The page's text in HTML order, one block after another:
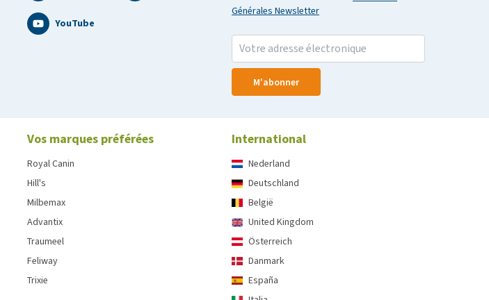
Générales Newsletter
M'abonner
YouTube
Vos marques préférées
Royal Canin
Hill's
Milbemax
Advantix
Traumeel
Feliway
Trixie
International
Nederland
Deutschland
België
United Kingdom
Österreich
Danmark
España